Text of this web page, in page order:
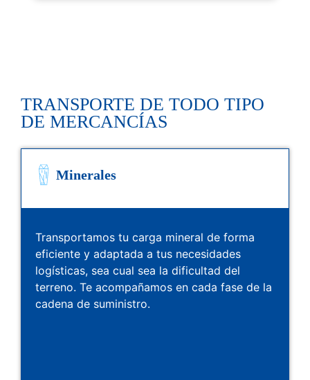
TRANSPORTE DE TODO TIPO
DE MERCANCÍAS
Minerales
Transportamos tu carga mineral de forma
eficiente y adaptada a tus necesidades
logísticas, sea cual sea la dificultad del
terreno. Te acompañamos en cada fase de la
cadena de suministro.